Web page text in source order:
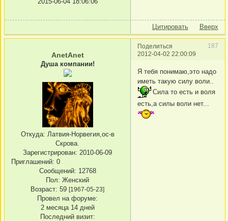
Цитировать Вверх
Поделиться
187
2012-04-02 22:00:09
AnetAnet
Душа компании!
Откуда: Латвия-Норвегия,ос-в
Скрова.
Зарегистрирован: 2010-06-09
Приглашений: 0
Сообщений: 12768
Пол: Женский
Возраст: 59 [1967-05-23]
Провел на форуме:
2 месяца 14 дней
Последний визит:
Я тебя понимаю,это надо
иметь такую силу воли..
Сила то есть и воля
есть,а силы воли нет...